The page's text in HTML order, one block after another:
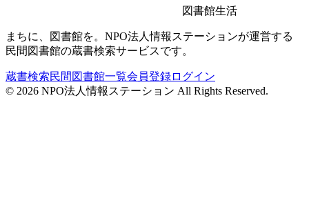
図書館生活
まちに、図書館を。NPO法人情報ステーションが運営する
民間図書館の蔵書検索サービスです。
蔵書検索民間図書館一覧会員登録ログイン
© 2026 NPO法人情報ステーション All Rights Reserved.